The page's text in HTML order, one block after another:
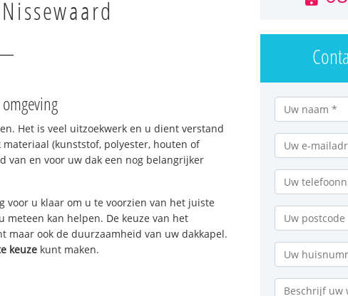
Het is veel uitzoekwerk en u dient verstand
(kunststof, polyester, houten of
van en voor uw dak een nog belangrijker
voor u klaar om u te voorzien van het juiste
kan helpen. De keuze van het
maar ook de duurzaamheid van uw dakkapel.
keuze kunt maken.